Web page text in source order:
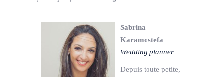
Sabrina
Karamostefa
Wedding planner
Depuis toute petite,